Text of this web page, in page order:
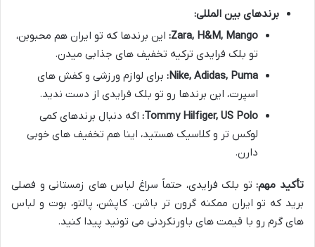
برندهای بین المللی:
Zara, H&M, Mango: این برندها که تو ایران هم محبوبن،
تو بلک فرایدی ترکیه تخفیف های جذابی میدن.
Nike, Adidas, Puma: برای لوازم ورزشی و کفش های
اسپرت، این برندها رو تو بلک فرایدی از دست ندید.
Tommy Hilfiger, US Polo: اگه دنبال برندهای کمی
لوکس تر و کلاسیک هستید، اینا هم تخفیف های خوبی
دارن.
تأکید مهم:تو بلک فرایدی، حتماً سراغ لباس های زمستانی و فصلی
برید که تو ایران ممکنه گرون تر باشن. کاپشن، پالتو، بوت و لباس
های گرم رو با قیمت های باورنکردنی می تونید پیدا کنید.